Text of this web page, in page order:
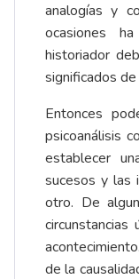
analogías y
ocasiones
historiador
significados
Entonces
psicoanálisis
establecer
sucesos y las
otro. De
circunstancias
de la